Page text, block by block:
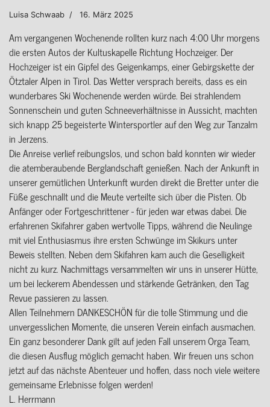
Luisa Schwaab 16. März 2025
Am vergangenen Wochenende rollten kurz nach 4:00 Uhr morgens
die ersten Autos der Kultuskapelle Richtung Hochzeiger. Der
Hochzeiger ist ein Gipfel des Geigenkamps, einer Gebirgskette der
Ötztaler Alpen in Tirol. Das Wetter versprach bereits, dass es ein
wunderbares Ski Wochenende werden würde. Bei strahlendem
Sonnenschein und guten Schneeverhältnisse in Aussicht, machten
sich knapp 25 begeisterte Wintersportler auf den Weg zur Tanzalm
in Jerzens.
Die Anreise verlief reibungslos, und schon bald konnten wir wieder
die atemberaubende Berglandschaft genießen. Nach der Ankunft in
unserer gemütlichen Unterkunft wurden direkt die Bretter unter die
Füße geschnallt und die Meute verteilte sich über die Pisten. Ob
Anfänger oder Fortgeschrittener - für jeden war etwas dabei. Die
erfahrenen Skifahrer gaben wertvolle Tipps, während die Neulinge
mit viel Enthusiasmus ihre ersten Schwünge im Skikurs unter
Beweis stellten. Neben dem Skifahren kam auch die Geselligkeit
nicht zu kurz. Nachmittags versammelten wir uns in unserer Hütte,
um bei leckerem Abendessen und stärkende Getränken, den Tag
Revue passieren zu lassen.
Allen Teilnehmern DANKESCHÖN für die tolle Stimmung und die
unvergesslichen Momente, die unseren Verein einfach ausmachen.
Ein ganz besonderer Dank gilt auf jeden Fall unserem Orga Team,
die diesen Ausflug möglich gemacht haben. Wir freuen uns schon
jetzt auf das nächste Abenteuer und hoffen, dass noch viele weitere
gemeinsame Erlebnisse folgen werden!
L. Herrmann